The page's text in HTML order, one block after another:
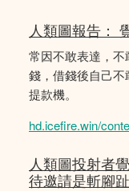
人類圖報告：
常因不敢表達，
錢，借錢後自己
提款機。
hd.icefire.win/
人類圖投射者
待邀請是斬腳